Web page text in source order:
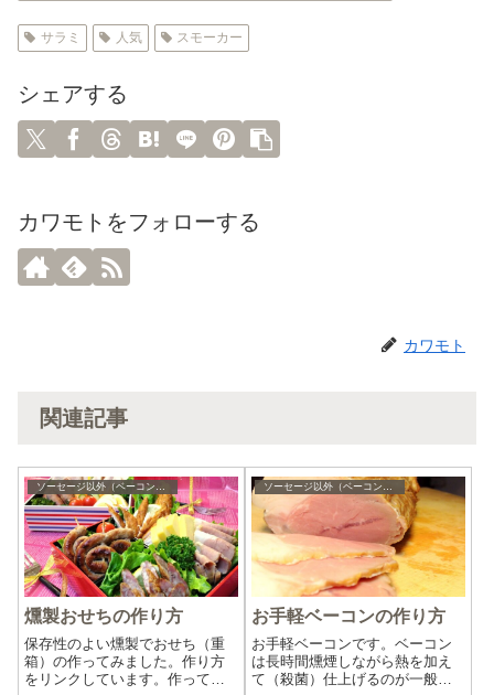
サラミ 人気 スモーカー
シェアする
カワモトをフォローする
カワモト
関連記事
ソーセージ以外（ベーコンやハムなど）の作り方やレシピ
燻製おせちの作り方
保存性のよい燻製でおせち（重
箱）の作ってみました。作り方
をリンクしています。作ってみ
ソーセージ以外（ベーコンやハムなど）の作り方やレシピ
お手軽ベーコンの作り方
お手軽ベーコンです。ベーコン
は長時間燻煙しながら熱を加え
て（殺菌）仕上げるのが一般的